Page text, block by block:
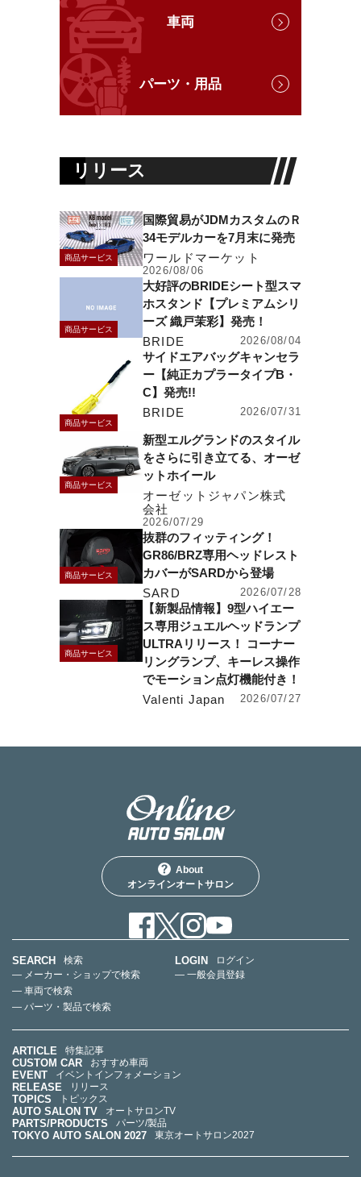
車両
パーツ・用品
リリース
商品サービス
国際貿易がJDMカスタムのＲ
34モデルカーを7月末に発売
ワールドマーケット
2026/08/06
商品サービス
大好評のBRIDEシート型スマ
ホスタンド【プレミアムシリ
ーズ 織戸茉彩】発売！
BRIDE
2026/08/04
商品サービス
サイドエアバッグキャンセラ
ー【純正カプラータイプB・
C】発売!!
BRIDE
2026/07/31
商品サービス
新型エルグランドのスタイル
をさらに引き立てる、オーゼ
ットホイール
オーゼットジャパン株式
会社
2026/07/29
商品サービス
抜群のフィッティング！
GR86/BRZ専用ヘッドレスト
カバーがSARDから登場
SARD
2026/07/28
商品サービス
【新製品情報】9型ハイエー
ス専用ジュエルヘッドランプ
ULTRAリリース！ コーナー
リングランプ、キーレス操作
でモーション点灯機能付き！
Valenti Japan
2026/07/27
About
オンラインオートサロン
SEARCH
検索
— メーカー・ショップで検索
— 車両で検索
— パーツ・製品で検索
LOGIN
ログイン
— 一般会員登録
ARTICLE 特集記事
CUSTOM CAR おすすめ車両
EVENT イベントインフォメーション
RELEASE リリース
TOPICS トピックス
AUTO SALON TV オートサロンTV
PARTS/PRODUCTS パーツ/製品
TOKYO AUTO SALON 2027 東京オートサロン2027